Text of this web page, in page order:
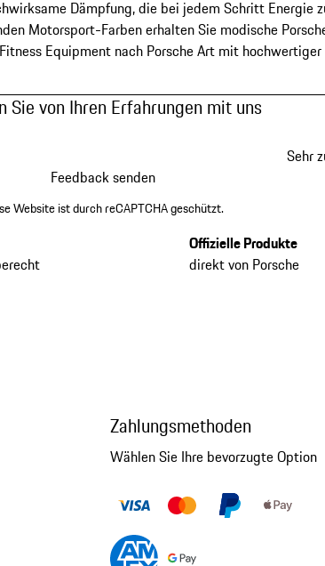
Dämpfung, die bei jedem Schritt Energie
Motorsport-Farben erhalten Sie modische
Equipment nach Porsche Art mit
Sie von Ihren Erfahrungen mit uns
Sehr
Feedback senden
Website ist durch reCAPTCHA geschützt.
Offizielle Produkte
direkt von Porsche
Zahlungsmethoden
Wählen Sie Ihre bevorzugte Option